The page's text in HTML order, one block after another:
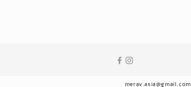
merav.asia@gmail.com